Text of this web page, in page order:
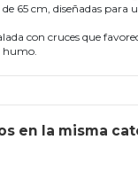
65 cm, diseñadas para
con cruces que
humo.
en la misma